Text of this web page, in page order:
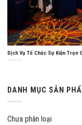
Dịch Vụ Tổ Chức Sự Kiện Trọn
DANH MỤC SẢN
Chưa phân loại